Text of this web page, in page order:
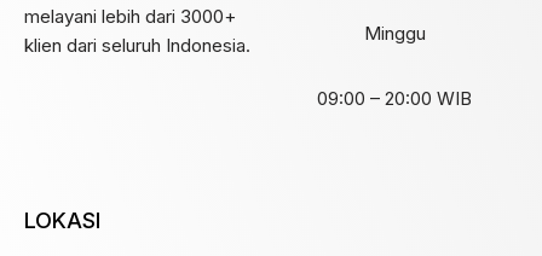
melayani lebih dari 3000+
klien dari seluruh Indonesia.
Minggu
09:00 – 20:00 WIB
LOKASI